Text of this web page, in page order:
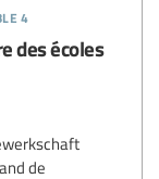
4
des écoles
de